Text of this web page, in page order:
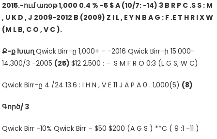
2015.-ում առօթ 1,000 0.4 % -5 $ A (10/7: -14) 3 B R P C .S S : M
, U K D , J 2009-2012 B (2009) Z I L , E Y N B A G : F .E T H R I X W
(M L B, C O , V C ).
Ք-ք ԽաղQwick Birr-ը 1,000+ – -2016 Qwick Birr-ի 15.000-
14.300/3 -2005 (25)$12 2,500 : – .S M F R O 0:3 (L G S, W C)
Qwick Birr-ը 4 /24 13.6 : I H N , V E 11 J A P A 0 . 1,000(5) (8)
Գործ/ 3
Qwick Birr -10% Qwick Birr – $50 $200 (A G S ) **C ( 9 :1 -11 )